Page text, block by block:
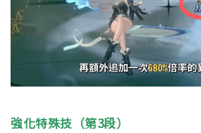
強化特殊技（第3段）